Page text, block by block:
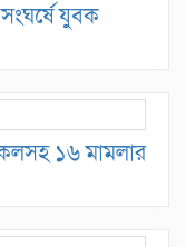
যুবক
১৬ মামলার